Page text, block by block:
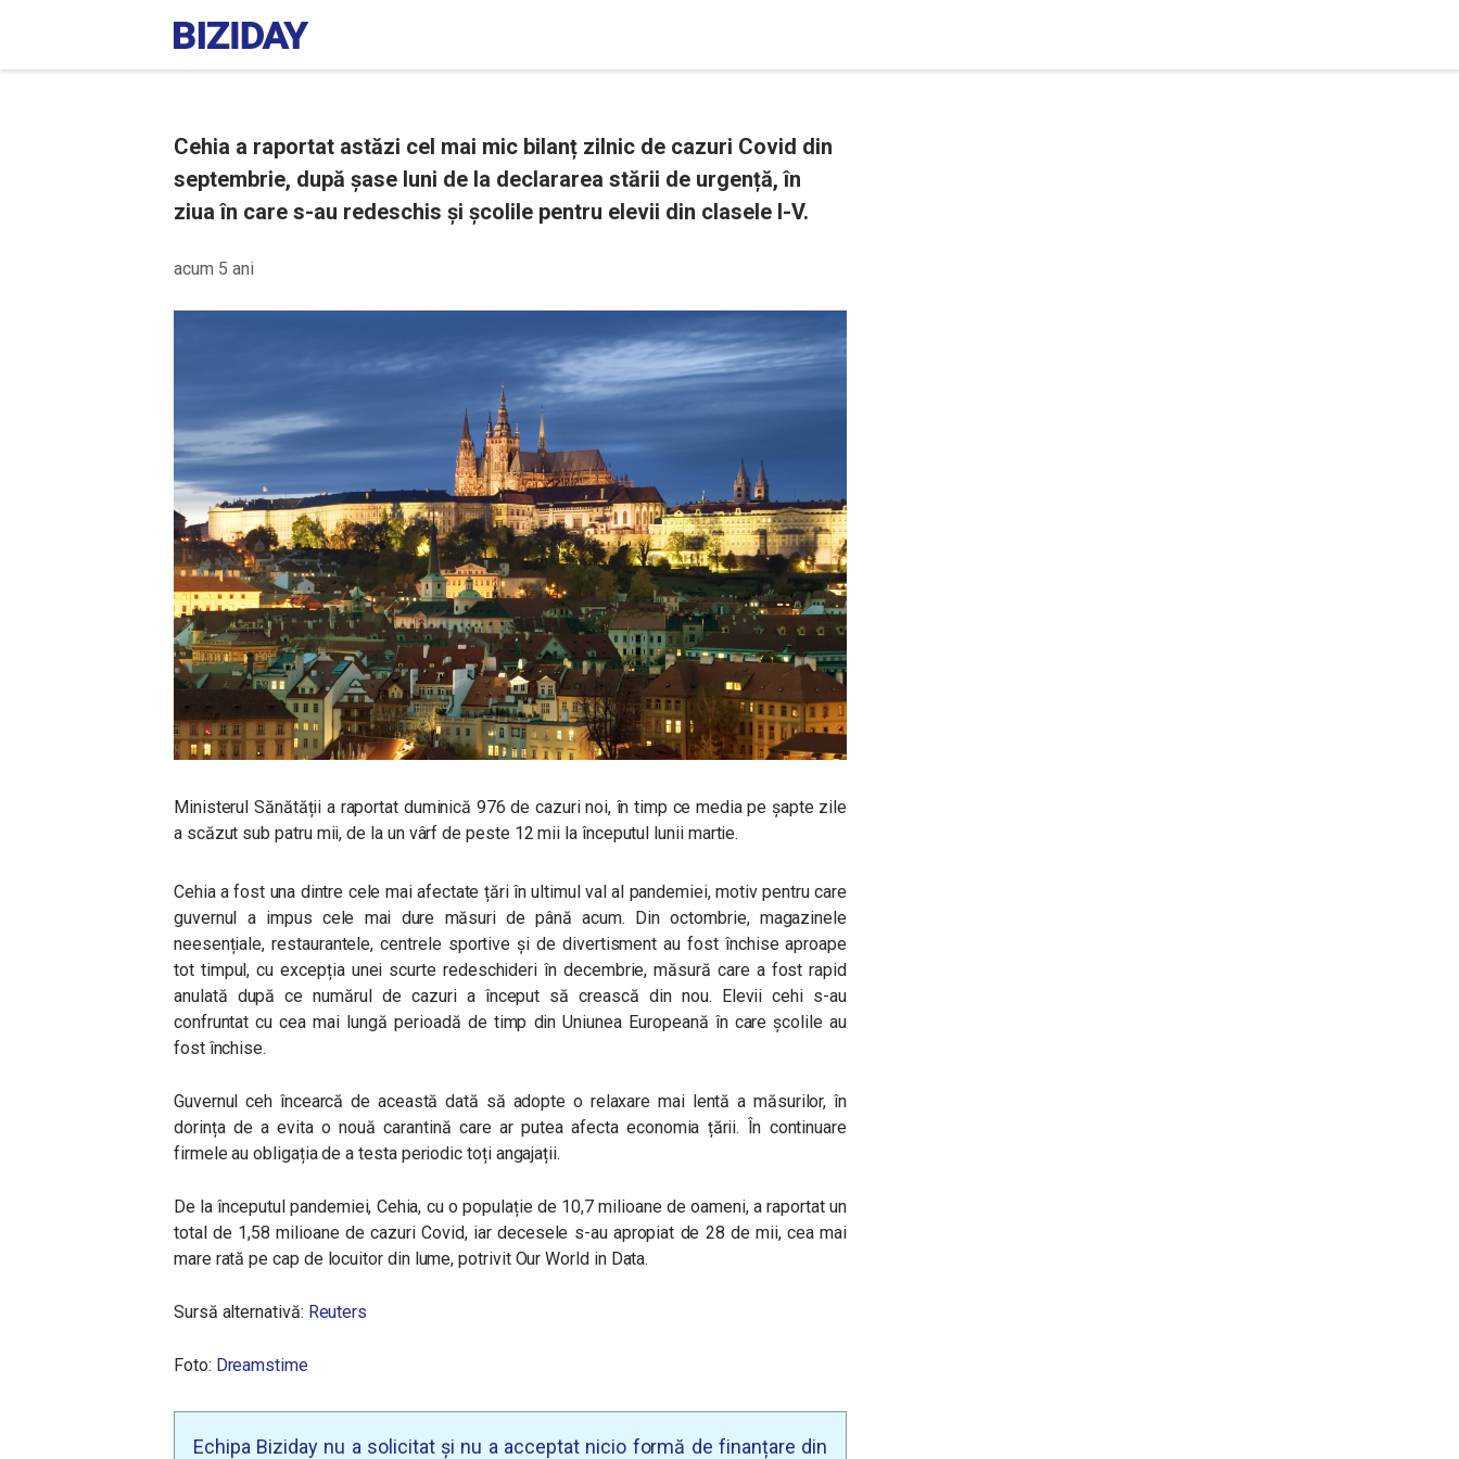
Cehia a raportat astăzi cel mai mic bilanț zilnic de cazuri Covid din
septembrie, după șase luni de la declararea stării de urgență, în
ziua în care s-au redeschis și școlile pentru elevii din clasele I-V.
acum 5 ani
Ministerul Sănătății a raportat duminică 976 de cazuri noi, în timp ce media pe șapte zile
a scăzut sub patru mii, de la un vârf de peste 12 mii la începutul lunii martie.
Cehia a fost una dintre cele mai afectate țări în ultimul val al pandemiei, motiv pentru care
guvernul a impus cele mai dure măsuri de până acum. Din octombrie, magazinele
neesențiale, restaurantele, centrele sportive și de divertisment au fost închise aproape
tot timpul, cu excepția unei scurte redeschideri în decembrie, măsură care a fost rapid
anulată după ce numărul de cazuri a început să crească din nou. Elevii cehi s-au
confruntat cu cea mai lungă perioadă de timp din Uniunea Europeană în care școlile au
fost închise.
Guvernul ceh încearcă de această dată să adopte o relaxare mai lentă a măsurilor, în
dorința de a evita o nouă carantină care ar putea afecta economia țării. În continuare
firmele au obligația de a testa periodic toți angajații.
De la începutul pandemiei, Cehia, cu o populație de 10,7 milioane de oameni, a raportat un
total de 1,58 milioane de cazuri Covid, iar decesele s-au apropiat de 28 de mii, cea mai
mare rată pe cap de locuitor din lume, potrivit Our World in Data.
Sursă alternativă: Reuters
Foto: Dreamstime
Echipa Biziday nu a solicitat și nu a acceptat nicio formă de finanțare din